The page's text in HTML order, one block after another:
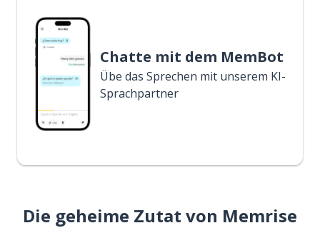
Chatte mit dem MemBot
Übe das Sprechen mit unserem KI-
Sprachpartner
Die geheime Zutat von Memrise